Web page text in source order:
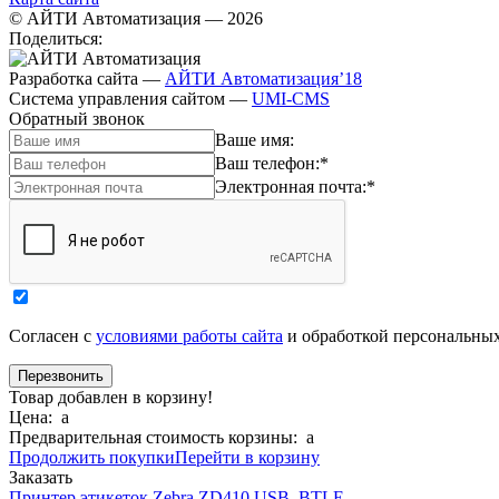
© АЙТИ Автоматизация — 2026
Поделиться:
Разработка сайта — АЙТИ Автоматизация’18
Система управления сайтом — UMI-CMS
Обратный звонок
Ваше имя:
Ваш телефон:*
Электронная почта:*
Согласен с условиями работы сайта и обработкой
Товар добавлен в корзину!
Цена: a
Предварительная стоимость корзины: a
Продолжить покупкиПерейти в корзину
Заказать